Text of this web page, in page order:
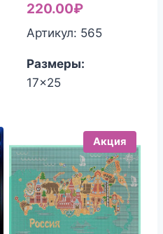
220.00₽
Артикул: 565
Размеры:
17x25
Акция